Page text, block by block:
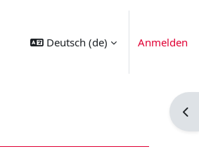
Deutsch ‎(de)‎ Anmelden